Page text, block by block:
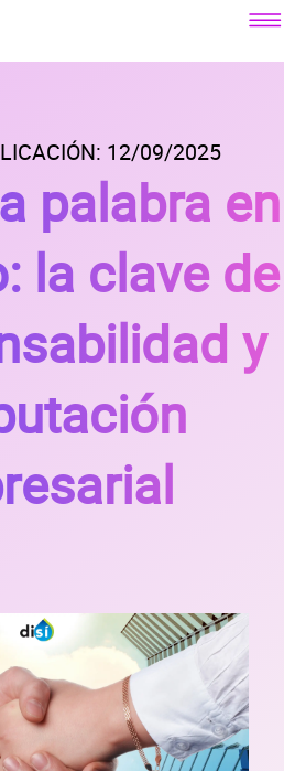
electrónico
clientes
12/09/2025
palabra en
la clave de
y